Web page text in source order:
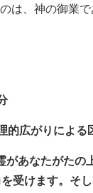
は、神の御業で
的広がりによる
があなたがたの
受けます。そし